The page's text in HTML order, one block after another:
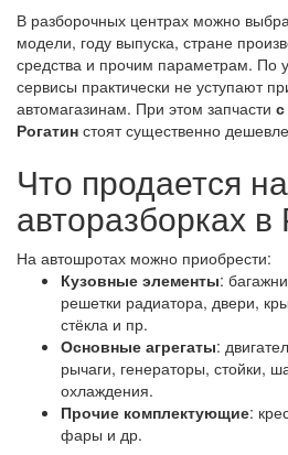
В разборочных центрах можно
модели, году выпуска, стране
средства и прочим параметрам. По
сервисы практически не уступают
автомагазинам. При этом запчасти
Рогатин стоят существенно
Что продается на
авторазборках в
На автошротах можно приобрести:
Кузовные элементы:
решетки радиатора, двери,
стёкла и пр.
Основные агрегаты:
рычаги, генераторы, стойки,
охлаждения.
Прочие комплектующие:
фары и др.